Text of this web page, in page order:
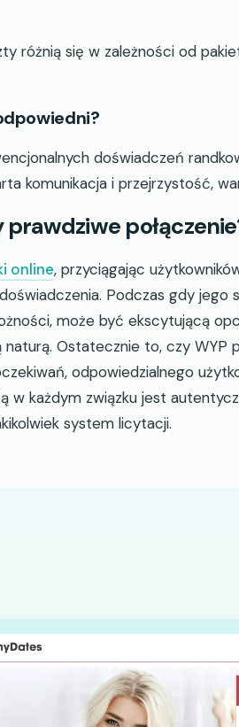
różnią się w zależności od
doświadczeń
komunikacja i przejrzystość,
online, przyciągając
Podczas gdy jego
może być ekscytującą
Ostatecznie to, czy WYP
odpowiedzialnego
w każdym związku jest
system licytacji.